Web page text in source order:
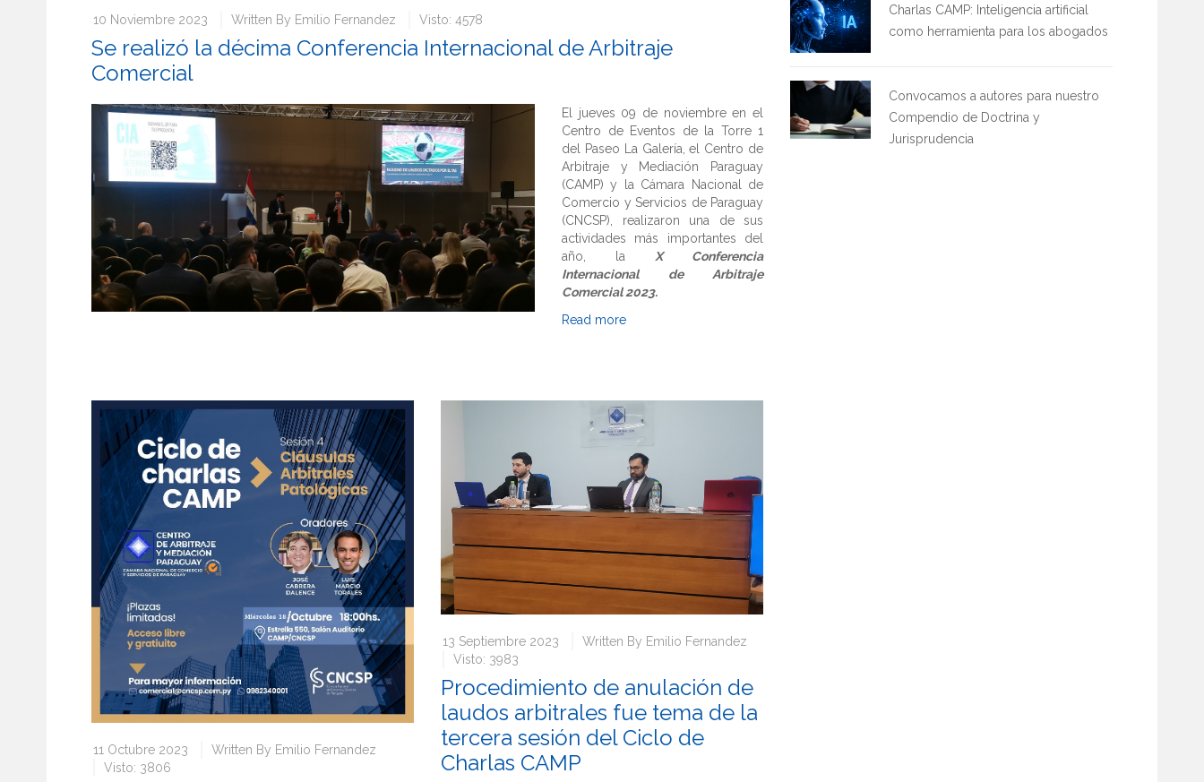
10 Noviembre 2023 Written By Emilio Fernandez Visto: 4578
Se realizó la décima Conferencia Internacional de Arbitraje
Comercial
El jueves 09 de noviembre en el
Centro de Eventos de la Torre 1
del Paseo La Galería, el Centro de
Arbitraje y Mediación Paraguay
(CAMP) y la Cámara Nacional de
Comercio y Servicios de Paraguay
(CNCSP), realizaron una de sus
actividades más importantes del
año, la X Conferencia
Internacional de Arbitraje
Comercial 2023.
Read more
11 Octubre 2023 Written By Emilio Fernandez
Visto: 3806
13 Septiembre 2023 Written By Emilio Fernandez
Visto: 3983
Procedimiento de anulación de
laudos arbitrales fue tema de la
tercera sesión del Ciclo de
Charlas CAMP
Charlas CAMP: Inteligencia artificial
como herramienta para los abogados
Convocamos a autores para nuestro
Compendio de Doctrina y
Jurisprudencia